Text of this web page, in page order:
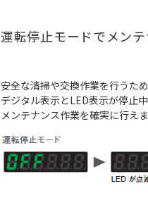
運転停止モードでメン
安全な清掃や交換作業を行うた
デジタル表示とLED表示が停止
メンテナンス作業を確実に行えま